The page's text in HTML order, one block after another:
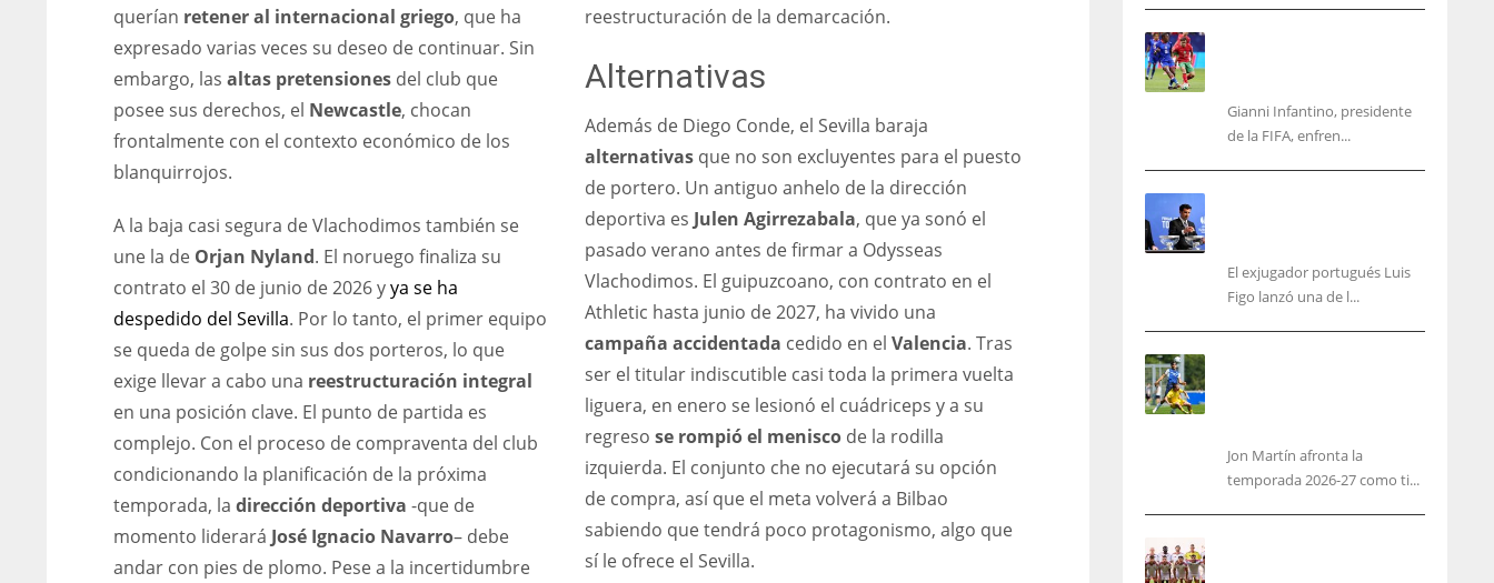
querían retener al internacional griego, que ha
expresado varias veces su deseo de continuar. Sin
embargo, las altas pretensiones del club que
posee sus derechos, el Newcastle, chocan
frontalmente con el contexto económico de los
blanquirrojos.
A la baja casi segura de Vlachodimos también se
une la de Orjan Nyland. El noruego finaliza su
contrato el 30 de junio de 2026 yya se ha
despedido del Sevilla. Por lo tanto, el primer equipo
se queda de golpe sin sus dos porteros, lo que
exige llevar a cabo una reestructuración integral
en una posición clave. El punto de partida es
complejo. Con el proceso de compraventa del club
condicionando la planificación de la próxima
temporada, la dirección deportiva -que de
momento liderará José Ignacio Navarro– debe
andar con pies de plomo. Pese a la incertidumbre
reestructuración de la demarcación.
Alternativas
Además de Diego Conde, el Sevilla baraja
alternativasque no son excluyentes para el puesto
de portero. Un antiguo anhelo de la dirección
deportiva es Julen Agirrezabala, que ya sonó el
pasado verano antes de firmar a Odysseas
Vlachodimos. El guipuzcoano, con contrato en el
Athletic hasta junio de 2027, ha vivido una
campaña accidentada cedido en el Valencia. Tras
ser el titular indiscutible casi toda la primera vuelta
liguera, en enero se lesionó el cuádriceps y a su
regreso se rompió el menisco de la rodilla
izquierda. El conjunto che no ejecutará su opción
de compra, así que el meta volverá a Bilbao
sabiendo que tendrá poco protagonismo, algo que
sí le ofrece el Sevilla.
Gianni Infantino, presidente
de la FIFA, enfren...
El exjugador portugués Luis
Figo lanzó una de l...
Jon Martín afronta la
temporada 2026-27 como ti...